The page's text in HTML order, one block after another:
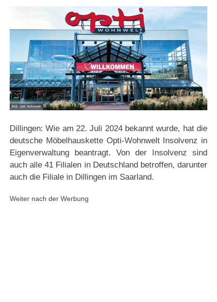
Dillingen: Wie am 22. Juli 2024 bekannt wurde, hat die
deutsche Möbelhauskette Opti-Wohnwelt Insolvenz in
Eigenverwaltung beantragt. Von der Insolvenz sind
auch alle 41 Filialen in Deutschland betroffen, darunter
auch die Filiale in Dillingen im Saarland.
Weiter nach der Werbung